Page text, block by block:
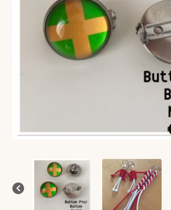
VERLANGLIJST
VERZENDKOSTEN
VOLG BESTELLING